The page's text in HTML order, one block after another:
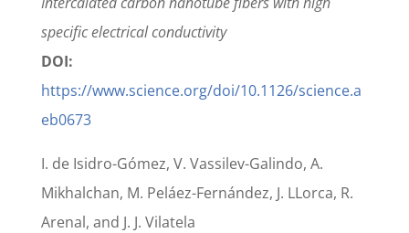
specific electrical conductivity
DOI:
https://www.science.org/doi/10.1126/science.a
eb0673
I. de Isidro-Gómez, V. Vassilev-Galindo, A.
Mikhalchan, M. Peláez-Fernández, J. LLorca, R.
Arenal, and J. J. Vilatela